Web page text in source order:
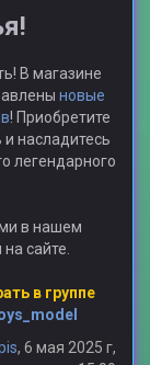
В магазине
новые
! Приобретите
насладитесь
легендарного
в нашем
сайте.
в группе
, 6 мая 2025 г,